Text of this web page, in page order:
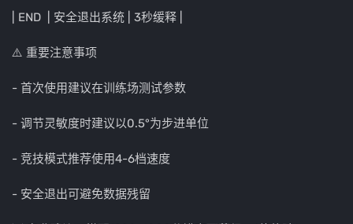
| END | 安全退出系统 | 3秒缓释 |
⚠️ 重要注意事项
- 首次使用建议在训练场测试参数
- 调节灵敏度时建议以0.5°为步进单位
- 竞技模式推荐使用4-6档速度
- 安全退出可避免数据残留